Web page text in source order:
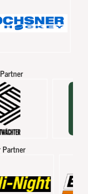
Partner